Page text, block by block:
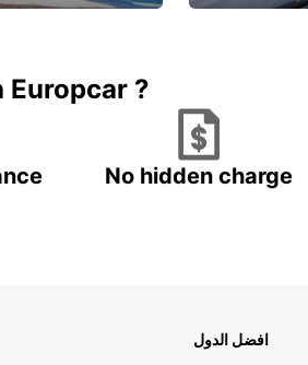
?
No hidden charge
افضل الدول